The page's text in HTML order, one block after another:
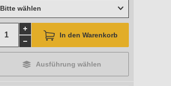
Bitte wählen
In den Warenkorb
Ausführung wählen